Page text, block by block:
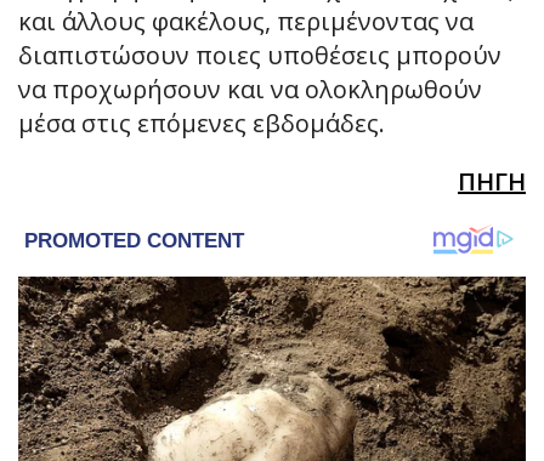
και άλλους φακέλους, περιμένοντας να
διαπιστώσουν ποιες υποθέσεις μπορούν
να προχωρήσουν και να ολοκληρωθούν
μέσα στις επόμενες εβδομάδες.
ΠΗΓΗ